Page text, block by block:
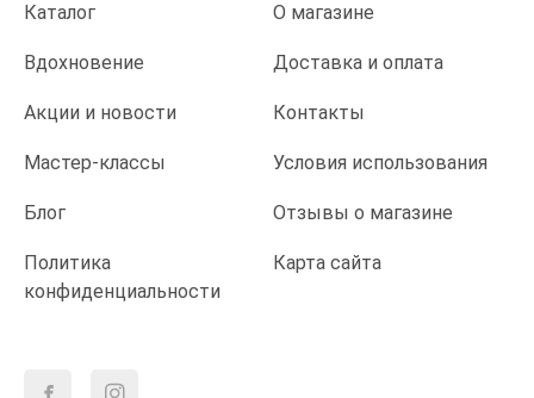
Каталог О магазине
Вдохновение Доставка и оплата
Акции и новости Контакты
Мастер-классы Условия использования
Блог Отзывы о магазине
Политика
конфиденциальности
Карта сайта